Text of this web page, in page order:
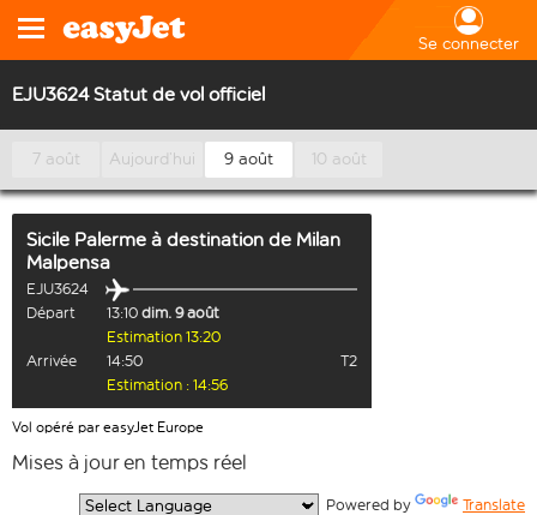
Se connecter
EJU3624 Statut de vol officiel
7 août Aujourd’hui 9 août 10 août
Sicile Palerme à destination de Milan
Malpensa
EJU3624
Départ
13:10 dim. 9 août
Estimation 13:20
Arrivée
14:50
T2
Estimation : 14:56
Vol opéré par easyJet Europe
Mises à jour en temps réel
Powered by Translate